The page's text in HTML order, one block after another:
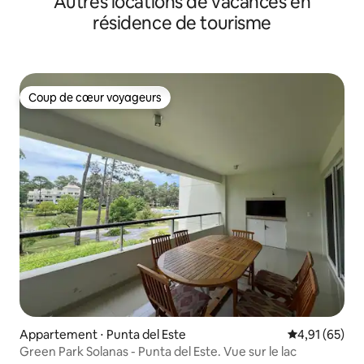
résidence de tourisme
Coup de cœur voyageurs
Coup de cœur voyageurs
Appartement ⋅ Punta del Este Évaluation
4,91 (65)
Green Park Solanas - Punta del Este. Vue sur le lac